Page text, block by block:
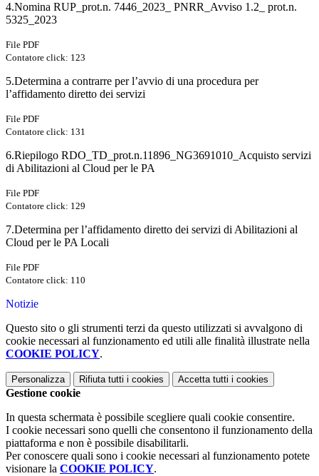
4.Nomina RUP_prot.n. 7446_2023_ PNRR_Avviso 1.2_ prot.n.
5325_2023
File PDF
Contatore click: 123
5.Determina a contrarre per l’avvio di una procedura per
l’affidamento diretto dei servizi
File PDF
Contatore click: 131
6.Riepilogo RDO_TD_prot.n.11896_NG3691010_Acquisto servizi
di Abilitazioni al Cloud per le PA
File PDF
Contatore click: 129
7.Determina per l’affidamento diretto dei servizi di Abilitazioni al
Cloud per le PA Locali
File PDF
Contatore click: 110
Notizie
Questo sito o gli strumenti terzi da questo utilizzati si avvalgono di
cookie necessari al funzionamento ed utili alle finalità illustrate nella
COOKIE POLICY.
Personalizza Rifiuta tutti i cookies Accetta tutti i cookies
Gestione cookie
In questa schermata è possibile scegliere quali cookie consentire.
I cookie necessari sono quelli che consentono il funzionamento della
piattaforma e non è possibile disabilitarli.
Per conoscere quali sono i cookie necessari al funzionamento potete
visionare la COOKIE POLICY.